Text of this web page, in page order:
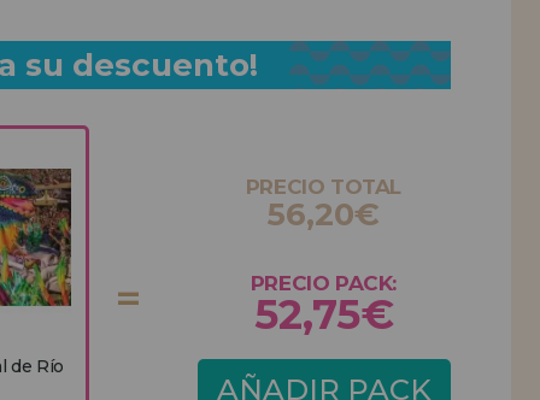
su descuento!
de Río
PRECIO TOTAL
56,20€
PRECIO PACK:
52,75€
AÑADIR PACK